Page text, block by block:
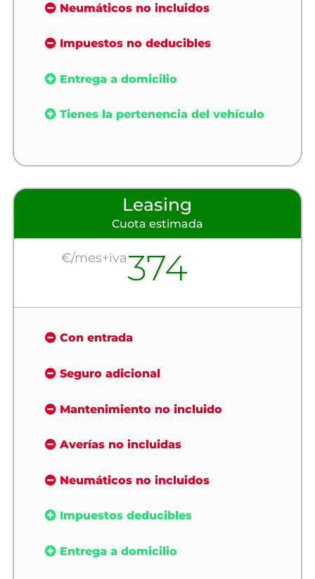
Neumáticos no incluidos
Impuestos no deducibles
Entrega a domicilio
Tienes la pertenencia del vehículo
Leasing
Cuota estimada
€/mes+iva374
Con entrada
Seguro adicional
Mantenimiento no incluido
Averías no incluidas
Neumáticos no incluidos
Impuestos deducibles
Entrega a domicilio